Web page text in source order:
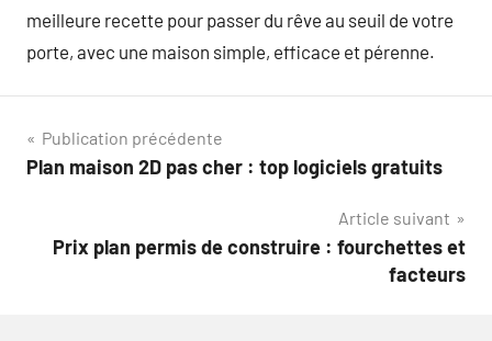
meilleure recette pour passer du rêve au seuil de votre
porte, avec une maison simple, efficace et pérenne.
Navigation
de
Publication précédente
Plan maison 2D pas cher : top logiciels gratuits
Article suivant
Prix plan permis de construire : fourchettes et
facteurs